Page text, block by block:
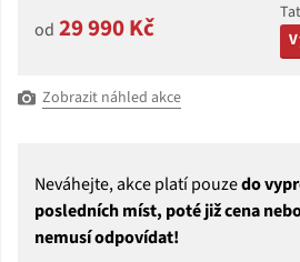
od 29 990 Kč
Zobrazit náhled akce
Neváhejte, akce platí pouzedo
posledních míst, poté již cena
nemusí odpovídat!